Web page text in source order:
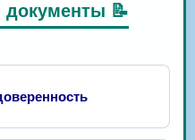
документы 📝